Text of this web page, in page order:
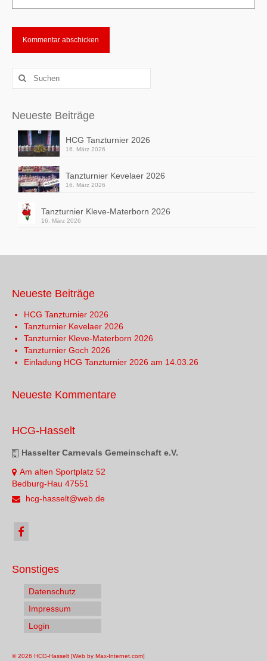
Suchen
nach:
Neueste Beiträge
HCG Tanzturnier 2026
16. März 2026
Tanzturnier Kevelaer 2026
16. März 2026
Tanzturnier Kleve-Materborn 2026
16. März 2026
Neueste Beiträge
HCG Tanzturnier 2026
Tanzturnier Kevelaer 2026
Tanzturnier Kleve-Materborn 2026
Tanzturnier Goch 2026
Einladung HCG Tanzturnier 2026 am 14.03.26
Neueste Kommentare
HCG-Hasselt
Hasselter Carnevals Gemeinschaft e.V.
Am alten Sportplatz 52
Bedburg-Hau 47551
hcg-hasselt@web.de
Sonstiges
Datenschutz
Impressum
Login
© 2026 HCG-Hasselt [Web by Max-Internet.com]